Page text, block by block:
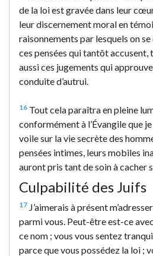
de la loi est gravée dans leur
leur discernement moral en
raisonnements par lesquels on se
ces pensées qui tantôt
aussi ces jugements qui
conduite d’autrui.
16 Tout cela paraîtra en pleine
conformément à l’Évangile que
voile sur la vie secrète des
pensées intimes, leurs mobiles
auront pris tant de soin à cacher
Culpabilité des Juifs
17 J’aimerais à présent
parmi vous. Peut-être est-ce
ce nom ; vous vous sentez
parce que vous possédez la loi ;